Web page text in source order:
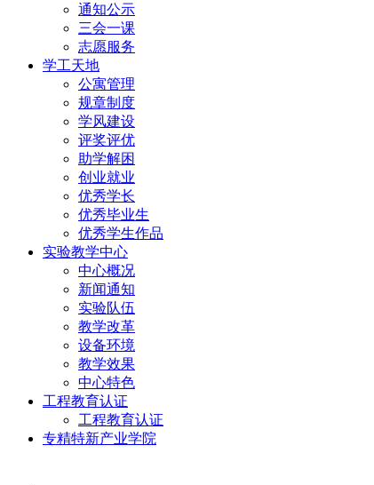
通知公示
三会一课
志愿服务
学工天地
公寓管理
规章制度
学风建设
评奖评优
助学解困
创业就业
优秀学长
优秀毕业生
优秀学生作品
实验教学中心
中心概况
新闻通知
实验队伍
教学改革
设备环境
教学效果
中心特色
工程教育认证
工程教育认证
专精特新产业学院